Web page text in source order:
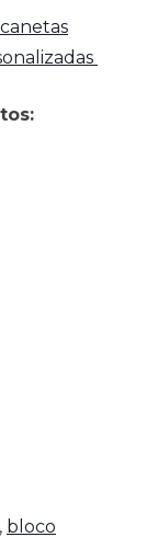
canetas
, bloco